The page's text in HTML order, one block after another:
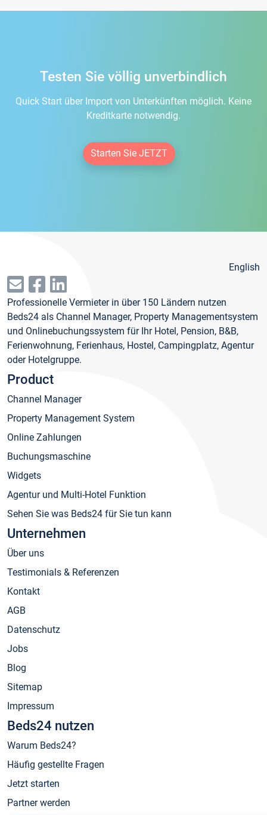
Testen Sie völlig unverbindlich
Quick Start über Import von Unterkünften möglich. Keine
Kreditkarte notwendig.
Starten Sie JETZT
English
Professionelle Vermieter in über 150 Ländern nutzen
Beds24 als Channel Manager, Property Managementsystem
und Onlinebuchungssystem für Ihr Hotel, Pension, B&B,
Ferienwohnung, Ferienhaus, Hostel, Campingplatz, Agentur
oder Hotelgruppe.
Product
Channel Manager
Property Management System
Online Zahlungen
Buchungsmaschine
Widgets
Agentur und Multi-Hotel Funktion
Sehen Sie was Beds24 für Sie tun kann
Unternehmen
Über uns
Testimonials & Referenzen
Kontakt
AGB
Datenschutz
Jobs
Blog
Sitemap
Impressum
Beds24 nutzen
Warum Beds24?
Häufig gestellte Fragen
Jetzt starten
Partner werden